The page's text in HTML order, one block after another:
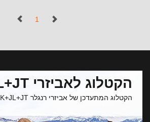
1 (נוכחי)
הקטלוג לאביזרי JK+JL+JT
הקטלוג המתעדכן של אביזרי רנגלר JK+JL+JT